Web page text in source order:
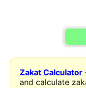
Zakat Calculator
and calculate